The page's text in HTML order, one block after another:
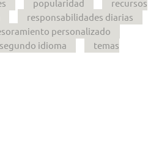
popularidad
recursos
responsabilidades diarias
personalizado
segundo idioma
temas